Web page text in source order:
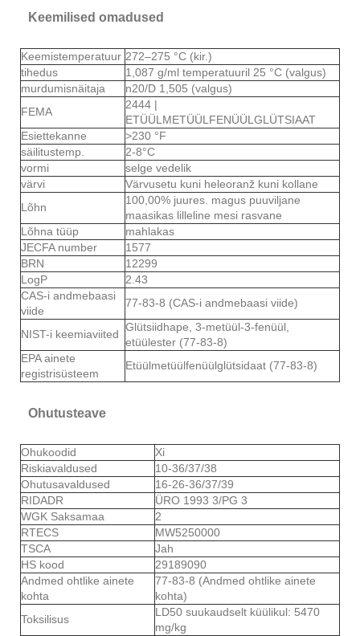
Keemilised omadused
Keemistemperatuur 272–275 °C (kir.)
tihedus
1,087 g/ml temperatuuril 25 °C (valgus)
murdumisnäitaja
n20/D 1,505 (valgus)
FEMA
2444 |
ETÜÜLMETÜÜLFENÜÜLGLÜTSIAAT
Esiettekanne
>230 °F
säilitustemp.
2-8°C
vormi
selge vedelik
värvi
Värvusetu kuni heleoranž kuni kollane
Lõhn
100,00% juures. magus puuviljane
maasikas lilleline mesi rasvane
Lõhna tüüp
mahlakas
JECFA number
1577
BRN
12299
LogP
2.43
CAS-i andmebaasi
viide
77-83-8 (CAS-i andmebaasi viide)
NIST-i keemiaviited
Glütsiidhape, 3-metüül-3-fenüül,
etüülester (77-83-8)
EPA ainete
registrisüsteem
Etüülmetüülfenüülglütsidaat (77-83-8)
Ohutusteave
Ohukoodid
Xi
Riskiavaldused
10-36/37/38
Ohutusavaldused
16-26-36/37/39
RIDADR
ÜRO 1993 3/PG 3
WGK Saksamaa
2
RTECS
MW5250000
TSCA
Jah
HS kood
29189090
Andmed ohtlike ainete
kohta
77-83-8 (Andmed ohtlike ainete
kohta)
Toksilisus
LD50 suukaudselt küülikul: 5470
mg/kg